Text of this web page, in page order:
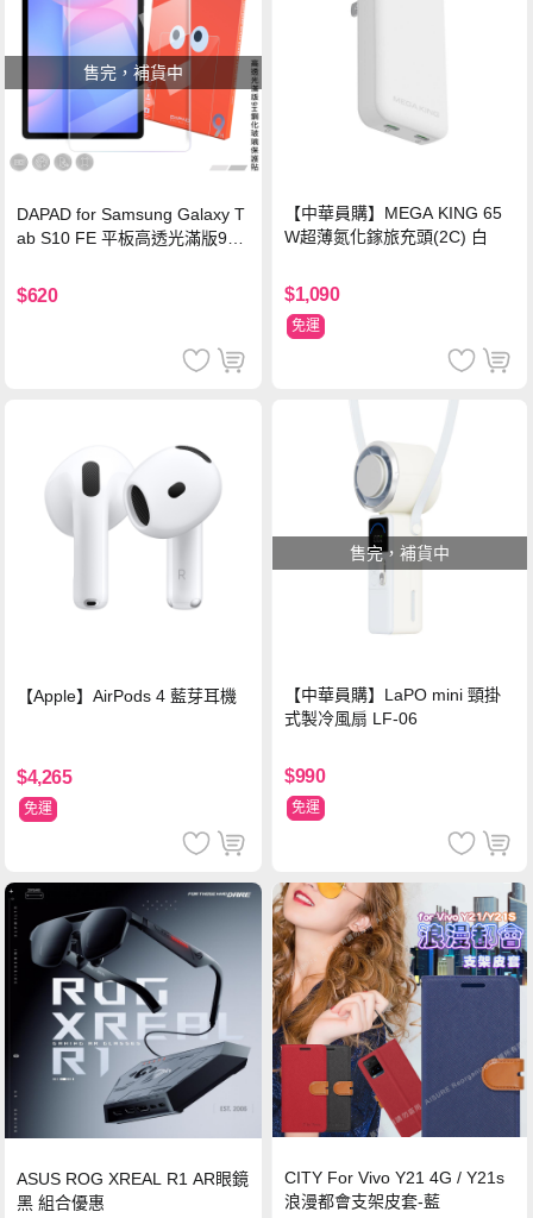
售完，補貨中
DAPAD for Samsung Galaxy T
ab S10 FE 平板高透光滿版9H
$620
【中華員購】MEGA KING 65
W超薄氮化鎵旅充頭(2C) 白
$1,090
免運
【Apple】AirPods 4 藍芽耳機
$4,265
免運
售完，補貨中
【中華員購】LaPO mini 頸掛
式製冷風扇 LF-06
$990
免運
ASUS ROG XREAL R1 AR眼鏡
黑 組合優惠
CITY For Vivo Y21 4G / Y21s
浪漫都會支架皮套-藍